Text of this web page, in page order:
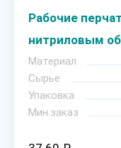
Рабочие
нитриловым
Материал
Сырье
Упаковка
Мин.заказ